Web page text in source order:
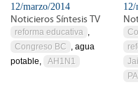
12/marzo/2014
Noticieros Síntesis TV
reforma educativa ,
Congreso BC , agua
potable,
AH1N1
12/